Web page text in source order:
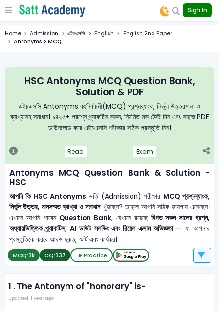
Sign In
Home Admission এইচএসসি English
English 2nd Paper
Antonyms > MCQ
HSC Antonyms MCQ Question Bank,
Solution & PDF
এইচএসসি Antonyms বহুনির্বাচনী(MCQ) প্রশ্নব্যাংক, নির্ভুল উত্তরমালা ও
ব্যাখ্যাসহ সমাধান। ১৪২৫+ প্রশ্নে প্র্যাকটিস করুন, নিয়মিত মক টেস্ট দিন এবং সহজে PDF
ডাউনলোড করে এইচএসসি পরীক্ষার সঠিক প্রস্তুতি নিন।
Read Exam
Antonyms MCQ Question Bank & Solution -
HSC
আপনি কি HSC Antonyms ভর্তি (Admission) পরীক্ষার MCQ প্রশ্নব্যাংক,
নির্ভুল উত্তর, মানসম্মত ব্যাখ্যা ও সমাধানখুঁজছেন? তাহলে আপনি সঠিক জায়গায় এসেছেন।
এখানে আপনি পাবেন Question Bank, যেখানে রয়েছে বিগত সকল সালের প্রশ্ন,
অধ্যায়ভিত্তিক প্র্যাকটিস, AI ডাউট সলভিং এবং রিয়েল এক্সাম অভিজ্ঞতা— যা আপনার
প্রস্তুতিকে করবে আরও দ্রুত, স্মার্ট এবং কার্যকর।
MCQ:3k CQ:337 Practice
1 .The Antonym of "honorary" is-
Updated: 1 year ago